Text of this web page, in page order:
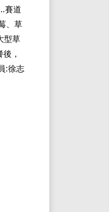
賽道
、草
型草
，
:徐志